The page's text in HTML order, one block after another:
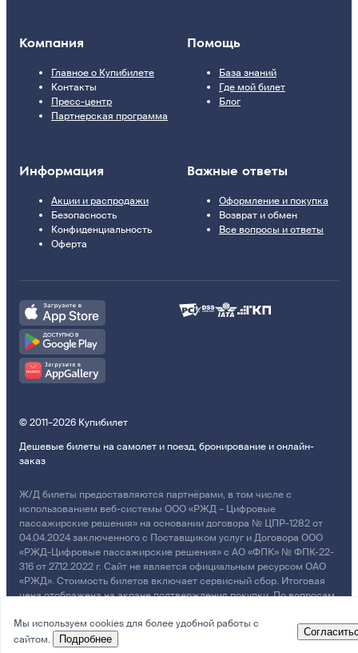
Компания
Главное о Купибилете
Контакты
Пресс-центр
Партнерская программа
Помощь
База знаний
Где мой билет
Блог
Информация
Акции и распродажи
Безопасность
Конфиденциальность
Оферта
Важные ответы
Оформление и покупка
Возврат и обмен
Все вопросы и ответы
© 2011–2026 Купибилет
Дешевые билеты на самолет и поезд, бронирование и онлайн-
заказ
Ж/Д билеты предоставляются партнёрами, в том числе с
использованием веб-системы ООО «РЖД – Цифровые
пассажирские решения» на основании договора № ЦПР-1282 от
04.04.2024 заключенного с Поставщиком услуг и Договора ООО
«РЖД-Цифровые пассажирские решения» с АО «ФПК» № ФПК-22-
316 от 27.12.2022 г. Сайт не является официальным ресурсом ОАО
«РЖД». Стоимость билетов включает сервисный сбор. Итоговая
цена отображена на экране подтверждения покупки. По вопросам
возмещении убытков просим обращаться в Службу Заботы.
Мы используем cookies для более удобной работы с
сайтом.
Подробнее